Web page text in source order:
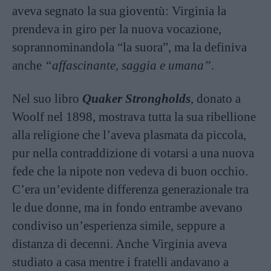
aveva segnato la sua gioventù: Virginia la
prendeva in giro per la nuova vocazione,
soprannominandola “la suora”, ma la definiva
anche “affascinante, saggia e umana”.
Nel suo libro Quaker Strongholds, donato a
Woolf nel 1898, mostrava tutta la sua ribellione
alla religione che l’aveva plasmata da piccola,
pur nella contraddizione di votarsi a una nuova
fede che la nipote non vedeva di buon occhio.
C’era un’evidente differenza generazionale tra
le due donne, ma in fondo entrambe avevano
condiviso un’esperienza simile, seppure a
distanza di decenni. Anche Virginia aveva
studiato a casa mentre i fratelli andavano a